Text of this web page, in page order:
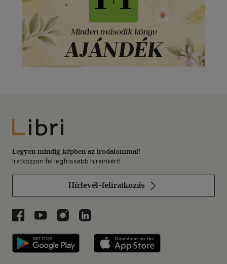
Libri
Legyen mindig képben az irodalommal!
Iratkozzon fel legfrissebb híreinkért!
Hírlevél-feliratkozás
Libri a Facebookon
Libri a Youtube-on
Libri az Instagramon
Libri a LinkedInen
Libri applikáció Szerezd meg: Google